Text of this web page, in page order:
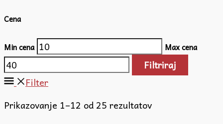
Cena
Min cena Max cena
Filtriraj
Filter
Prikazovanje 1–12 od 25 rezultatov